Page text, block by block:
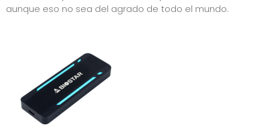
aunque eso no sea del agrado de todo el mundo.